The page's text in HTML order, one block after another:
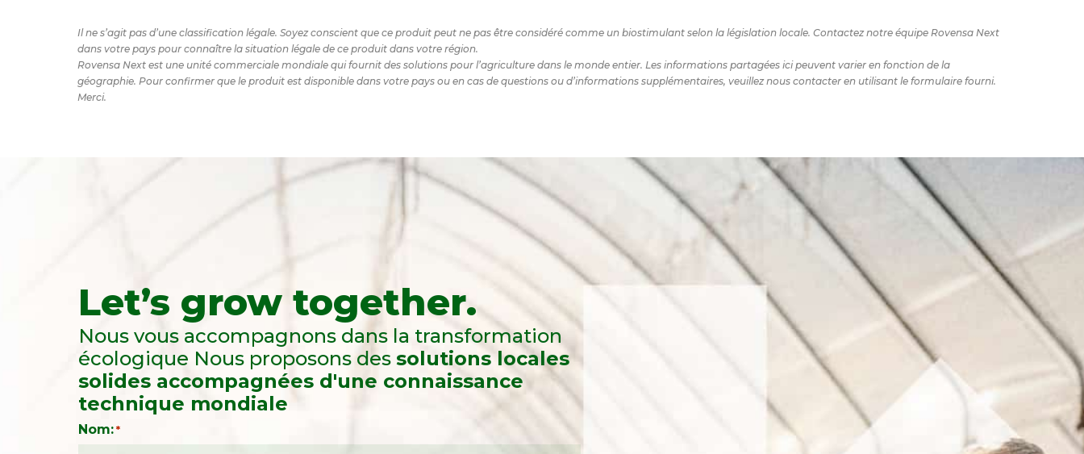
Il ne s’agit pas d’une classification légale. Soyez conscient que ce produit peut ne pas être considéré comme un biostimulant selon la législation locale. Contactez notre équipe Rovensa Next
dans votre pays pour connaître la situation légale de ce produit dans votre région.
Rovensa Next est une unité commerciale mondiale qui fournit des solutions pour l’agriculture dans le monde entier. Les informations partagées ici peuvent varier en fonction de la
géographie. Pour confirmer que le produit est disponible dans votre pays ou en cas de questions ou d’informations supplémentaires, veuillez nous contacter en utilisant le formulaire fourni.
Merci.
Let’s grow together.
Nous vous accompagnons dans la transformation
écologique Nous proposons des solutions locales
solides accompagnées d'une connaissance
technique mondiale
Nom: *